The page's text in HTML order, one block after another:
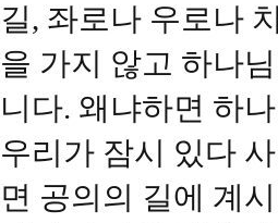
길, 좌로나 우로나
을 가지 않고 하나
니다. 왜냐하면 하
우리가 잠시 있다
면 공의의 길에 계